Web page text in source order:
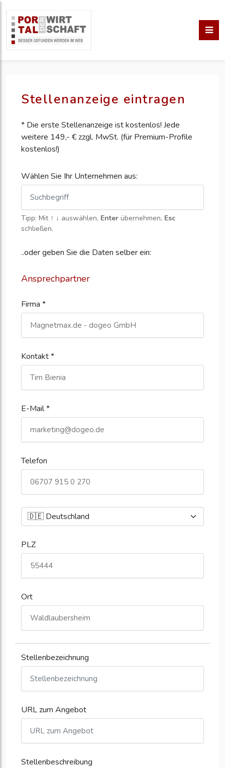
Stellenanzeige eintragen
* Die erste Stellenanzeige ist kostenlos! Jede
weitere 149,- € zzgl. MwSt. (für Premium-Profile
kostenlos!)
Wählen Sie Ihr Unternehmen aus:
Tipp: Mit ↑ ↓ auswählen, Enter übernehmen, Esc
schließen.
..oder geben Sie die Daten selber ein:
Ansprechpartner
Firma *
Kontakt *
E-Mail *
Telefon
PLZ
Ort
Stellenbezeichnung
URL zum Angebot
Stellenbeschreibung